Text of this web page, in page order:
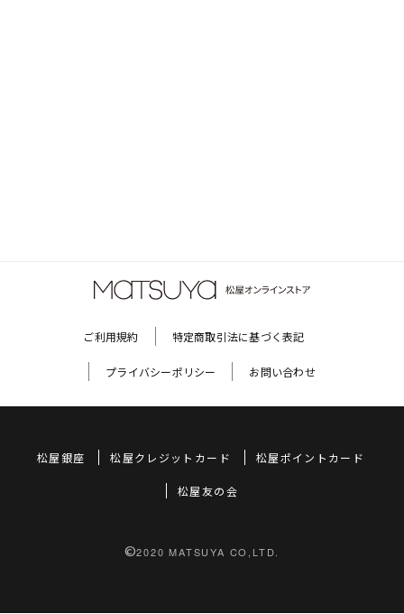
ご利用規約 特定商取引法に基づく表記
プライバシーポリシー お問い合わせ
松屋銀座 松屋クレジットカード 松屋ポイントカード
松屋友の会
©2020 MATSUYA CO,LTD.